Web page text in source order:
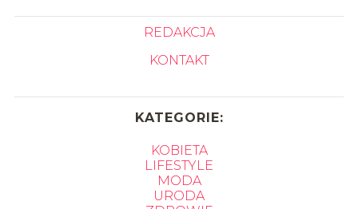
REDAKCJA
KONTAKT
KATEGORIE:
KOBIETA
LIFESTYLE
MODA
URODA